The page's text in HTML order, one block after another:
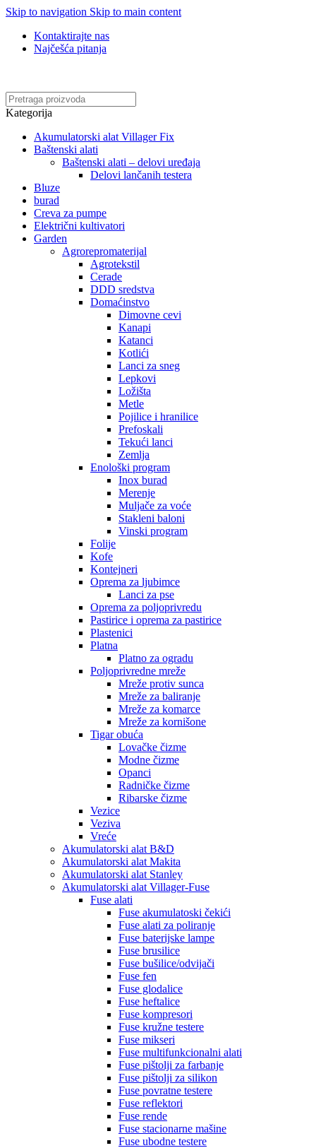
Skip to navigation Skip to main content
Kontaktirajte nas
Najčešća pitanja
Kategorija
Akumulatorski alat Villager Fix
Baštenski alati
Baštenski alati – delovi uređaja
Delovi lančanih testera
Bluze
burad
Creva za pumpe
Električni kultivatori
Garden
Agrorepromaterijal
Agrotekstil
Cerade
DDD sredstva
Domaćinstvo
Dimovne cevi
Kanapi
Katanci
Kotlići
Lanci za sneg
Lepkovi
Ložišta
Metle
Pojilice i hranilice
Prefoskali
Tekući lanci
Zemlja
Enološki program
Inox burad
Merenje
Muljače za voće
Stakleni baloni
Vinski program
Folije
Kofe
Kontejneri
Oprema za ljubimce
Lanci za pse
Oprema za poljoprivredu
Pastirice i oprema za pastirice
Plastenici
Platna
Platno za ogradu
Poljoprivredne mreže
Mreže protiv sunca
Mreže za baliranje
Mreže za komarce
Mreže za kornišone
Tigar obuća
Lovačke čizme
Modne čizme
Opanci
Radničke čizme
Ribarske čizme
Vezice
Veziva
Vreće
Akumulatorski alat B&D
Akumulatorski alat Makita
Akumulatorski alat Stanley
Akumulatorski alat Villager-Fuse
Fuse alati
Fuse akumulatoski čekići
Fuse alati za poliranje
Fuse baterijske lampe
Fuse brusilice
Fuse bušilice/odvijači
Fuse fen
Fuse glodalice
Fuse heftalice
Fuse kompresori
Fuse kružne testere
Fuse mikseri
Fuse multifunkcionalni alati
Fuse pištolji za farbanje
Fuse pištolji za silikon
Fuse povratne testere
Fuse reflektori
Fuse rende
Fuse stacionarne mašine
Fuse ubodne testere